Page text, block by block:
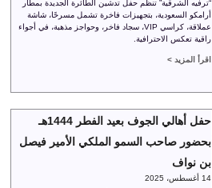
“ترفيه الشرقية” تنظم حفل تدشين الطائرة الجديدة بمطار
أرامكو السعودية، بتجهيزات فاخرة تشمل مسرحًا، شاشة
عملاقة، كراسي VIP، سجاد فاخر، وحواجز مذهبة، في أجواء
راقية تعكس الاحترافية.
اقرأ المزيد >
حفل أهالي الجوف بعيد الفطر 1444هـ
بحضور صاحب السمو الملكي الأمير فيصل
بن نواف
14 أغسطس، 2025